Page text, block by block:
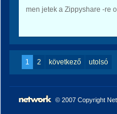
men jetek a Zippyshare -re
1 2 következő utolsó
© 2007 Copyright